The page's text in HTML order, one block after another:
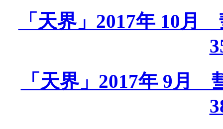
「天界」2017年 10
「天界」2017年 9月